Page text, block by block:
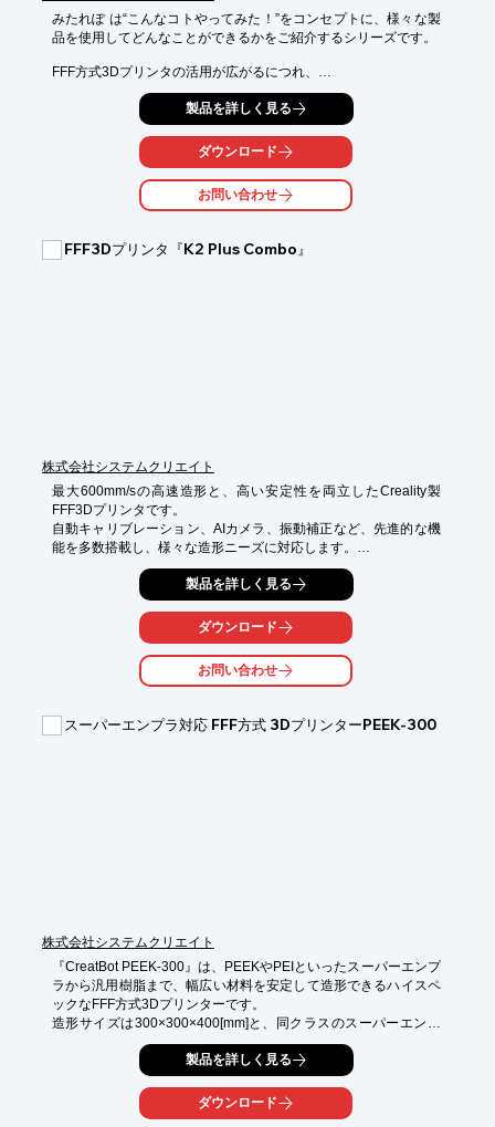
みたれぽ は“こんなコトやってみた！”をコンセプトに、様々な製
品を使用してどんなことができるかをご紹介するシリーズです。
FFF方式3Dプリンタの活用が広がるにつれ、
さまざまな特性を持つ材料が続々と登場しています。
そんな材料の中でもかなり珍しい、
スーパーエンプラにカーボンナノチューブ（CNT）を混ぜた新材
料を入手しました。
スーパーエンプラ特有の耐熱性・強度・耐薬品性を備えつつ、
CNTにより導電性も持たせた特殊なフィラメントです！
今回は、この材料を実際に造形するため、
製品を詳しく見る
ダウンロード
お問い合わせ
FFF3Dプリンタ『K2 Plus Combo』
株式会社システムクリエイト
最大600mm/sの高速造形と、高い安定性を両立したCreality製
FFF3Dプリンタです。
自動キャリブレーション、AIカメラ、振動補正など、先進的な機
能を多数搭載し、様々な造形ニーズに対応します。
■ 最大600mm/sの超高速造形に対応
高流量ホットエンドと補助冷却ファンにより、素材を素早く加
熱・冷却します。
さらにステッピングモーターによるリアルタイム補正とリニアガ
イドによる高安定なヘッド移動を組み合わせ、
■ 完全自動キャリブレーション機能
製品を詳しく見る
ダウンロード
お問い合わせ
スーパーエンプラ対応 FFF方式 3DプリンターPEEK-300
株式会社システムクリエイト
『CreatBot PEEK-300』は、PEEKやPEIといったスーパーエンプ
ラから汎用樹脂まで、幅広い材料を安定して造形できるハイスペ
ックなFFF方式3Dプリンターです。
造形サイズは300×300×400[mm]と、同クラスのスーパーエンプ
ラ対応機としては大型造形に対応。
最大480℃ノズル、最大200℃ビルドテーブルに加え、庫内を最大
120℃まで昇温可能なヒートチャンバーを搭載。筐体は三層構造
（鋼板・断熱材・ステンレス）による魔法瓶構造を採用し、理想
的な温度環境を保持します。
製品を詳しく見る
ダウンロード